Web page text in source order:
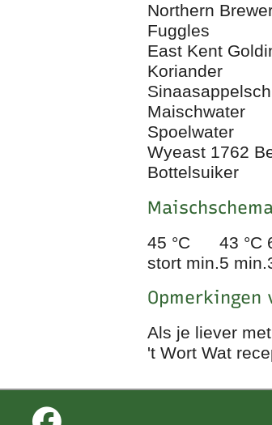
Northern
Fuggles
East Kent
Koriander
Maischwater
Spoelwater
Wyeast 1762
Bottelsuiker
45 °C 43 °C
stort min.5 min.
Opmerkingen
Als je liever
't Wort Wat